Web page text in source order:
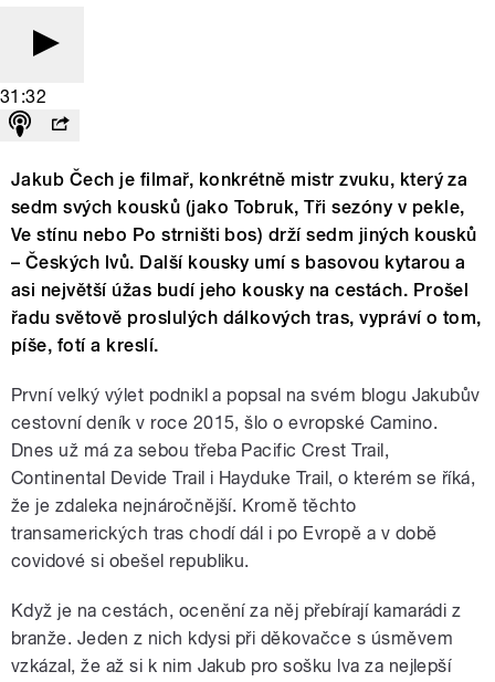
31:32
Jakub Čech je filmař, konkrétně mistr zvuku, který za
sedm svých kousků (jako Tobruk, Tři sezóny v pekle,
Ve stínu nebo Po strništi bos) drží sedm jiných kousků
– Českých lvů. Další kousky umí s basovou kytarou a
asi největší úžas budí jeho kousky na cestách. Prošel
řadu světově proslulých dálkových tras, vypráví o tom,
píše, fotí a kreslí.
První velký výlet podnikl a popsal na svém blogu Jakubův
cestovní deník v roce 2015, šlo o evropské Camino.
Dnes už má za sebou třeba Pacific Crest Trail,
Continental Devide Trail i Hayduke Trail, o kterém se říká,
že je zdaleka nejnáročnější. Kromě těchto
transamerických tras chodí dál i po Evropě a v době
covidové si obešel republiku.
Když je na cestách, ocenění za něj přebírají kamarádi z
branže. Jeden z nich kdysi při děkovačce s úsměvem
vzkázal, že až si k nim Jakub pro sošku lva za nejlepší